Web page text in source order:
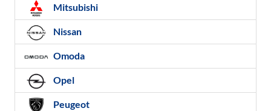
Mitsubishi
Nissan
Omoda
Opel
Peugeot